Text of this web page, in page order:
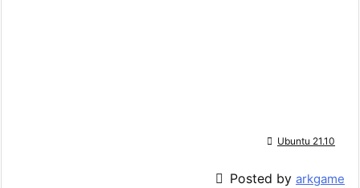
 Ubuntu 21.10
 Posted by arkgame